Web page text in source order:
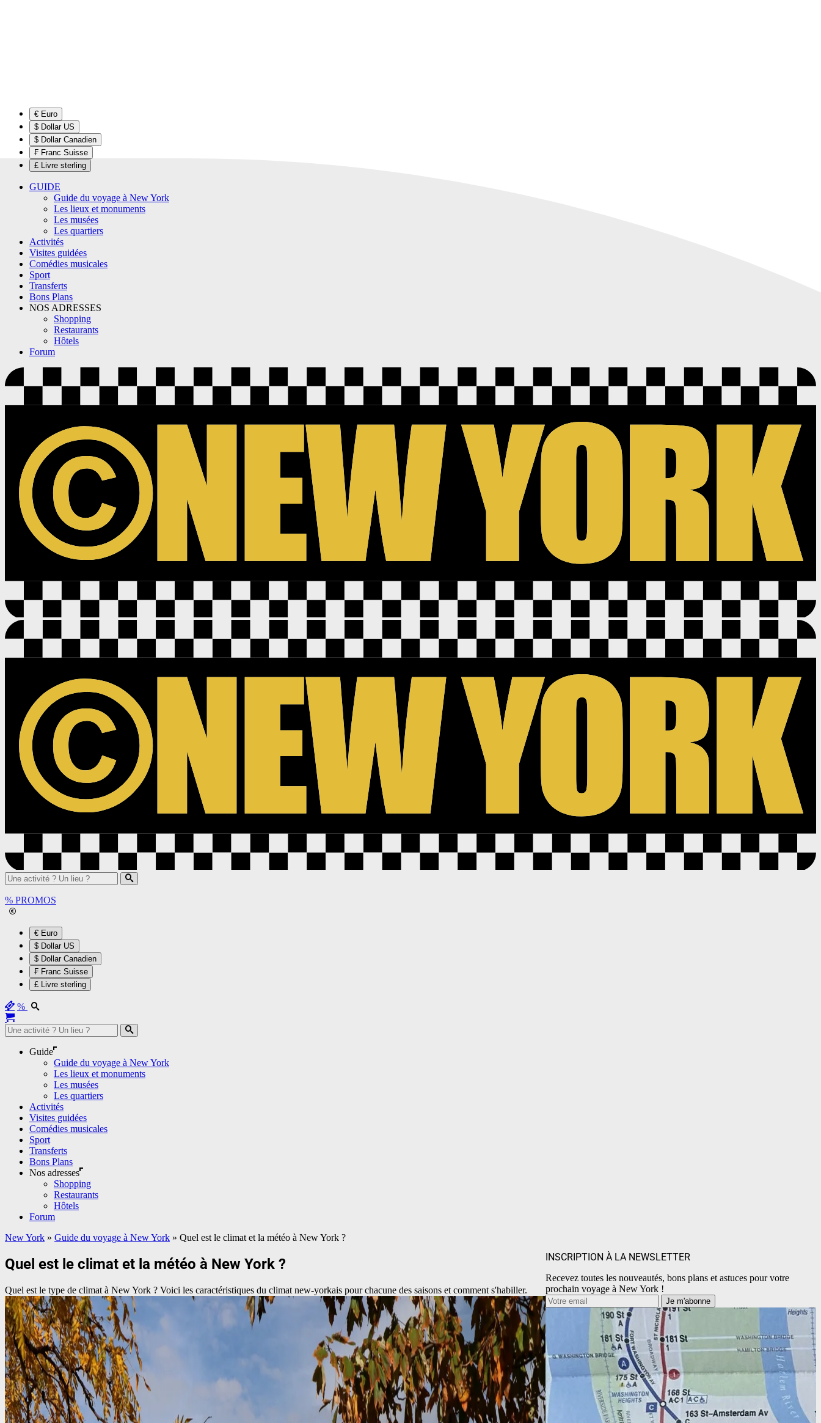
€ Euro
$ Dollar US
$ Dollar Canadien
₣ Franc Suisse
£ Livre sterling
GUIDE
Guide du voyage à New York
Les lieux et monuments
Les musées
Les quartiers
Activités
Visites guidées
Comédies musicales
Sport
Transferts
Bons Plans
NOS ADRESSES
Shopping
Restaurants
Hôtels
Forum
% PROMOS
€ Euro
$ Dollar US
$ Dollar Canadien
₣ Franc Suisse
£ Livre sterling
%
Guide
Guide du voyage à New York
Les lieux et monuments
Les musées
Les quartiers
Activités
Visites guidées
Comédies musicales
Sport
Transferts
Bons Plans
Nos adresses
Shopping
Restaurants
Hôtels
Forum
New York » Guide du voyage à New York » Quel est le climat et la météo à New York ?
Quel est le climat et la météo à New York ?
Quel est le type de climat à New York ? Voici les caractéristiques du climat new-yorkais pour chacune des saisons et comment s'habiller.
INSCRIPTION À LA NEWSLETTER
Recevez toutes les nouveautés, bons plans et astuces pour votre
prochain voyage à New York !
Je m'abonne